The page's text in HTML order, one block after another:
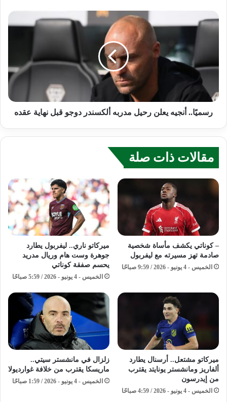
رسميًا.. أنجيه يعلن رحيل مدربه ألكسندر دوجو قبل نهاية عقده
مقالات ذات صلة
– كوناتي يكشف مأساة شخصية
صادمة تهز مسيرته مع ليفربول
الخميس - 4 يونيو - 2026 / 9:59 صباحًا
ميركاتو ناري.. ليفربول يطارد
جوهرة وست هام وريال مدريد
يحسم صفقة كوناتي
الخميس - 4 يونيو - 2026 / 5:59 صباحًا
ميركاتو مشتعل.. أرسنال يطارد
ألفاريز ومانشستر يونايتد يقترب
من إيدرسون
الخميس - 4 يونيو - 2026 / 4:59 صباحًا
زلزال في مانشستر سيتي..
ماريسكا يقترب من خلافة غوارديولا
الخميس - 4 يونيو - 2026 / 1:59 صباحًا